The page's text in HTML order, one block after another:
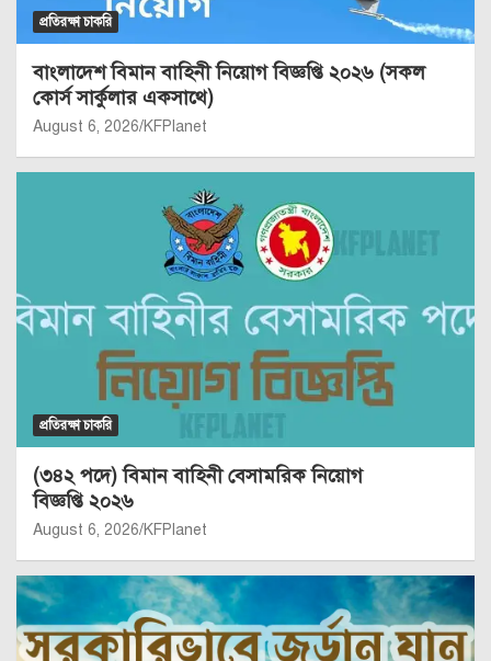
প্রতিরক্ষা চাকরি
বাংলাদেশ বিমান বাহিনী নিয়োগ বিজ্ঞপ্তি ২০২৬ (সকল
কোর্স সার্কুলার একসাথে)
August 6, 2026 KFPlanet
প্রতিরক্ষা চাকরি
(৩৪২ পদে) বিমান বাহিনী বেসামরিক নিয়োগ
বিজ্ঞপ্তি ২০২৬
August 6, 2026 KFPlanet